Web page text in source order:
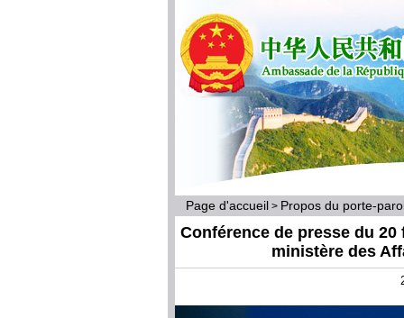
Page d'accueil > Propos du porte-
Conférence de presse du
ministère des